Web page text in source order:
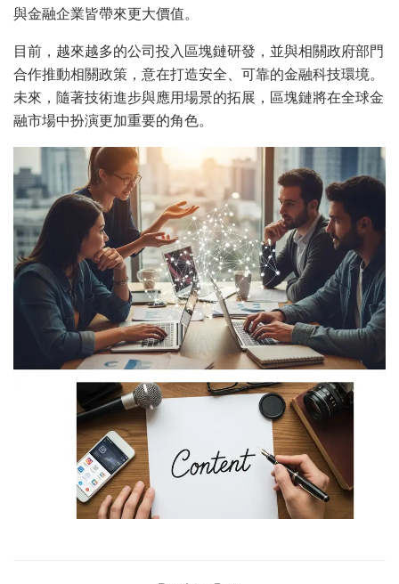
與金融企業皆帶來更大價值。
目前，越來越多的公司投入區塊鏈研發，並與相關政府部門
合作推動相關政策，意在打造安全、可靠的金融科技環境。
未來，隨著技術進步與應用場景的拓展，區塊鏈將在全球金
融市場中扮演更加重要的角色。